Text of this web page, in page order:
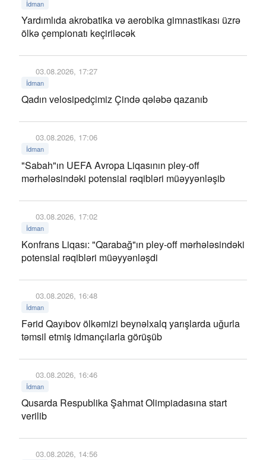
İdman
Yardımlıda akrobatika və aerobika gimnastikası üzrə
ölkə çempionatı keçiriləcək
03.08.2026, 17:27
İdman
Qadın velosipedçimiz Çində qələbə qazanıb
03.08.2026, 17:06
İdman
"Sabah"ın UEFA Avropa Liqasının pley-off
mərhələsindəki potensial rəqibləri müəyyənləşib
03.08.2026, 17:02
İdman
Konfrans Liqası: "Qarabağ"ın pley-off mərhələsindəki
potensial rəqibləri müəyyənləşdi
03.08.2026, 16:48
İdman
Fərid Qayıbov ölkəmizi beynəlxalq yarışlarda uğurla
təmsil etmiş idmançılarla görüşüb
03.08.2026, 16:46
İdman
Qusarda Respublika Şahmat Olimpiadasına start
verilib
03.08.2026, 14:56